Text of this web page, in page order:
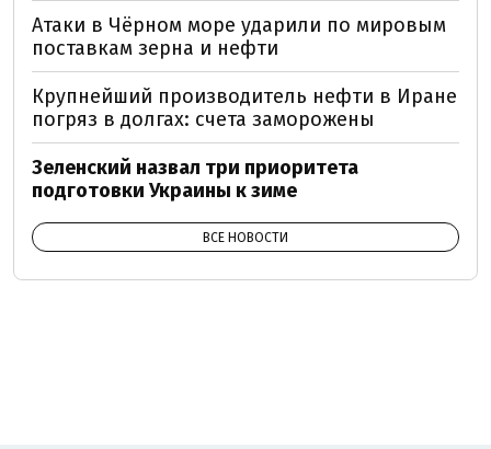
Атаки в Чёрном море ударили по мировым
поставкам зерна и нефти
Крупнейший производитель нефти в Иране
погряз в долгах: счета заморожены
Зеленский назвал три приоритета
подготовки Украины к зиме
ВСЕ НОВОСТИ